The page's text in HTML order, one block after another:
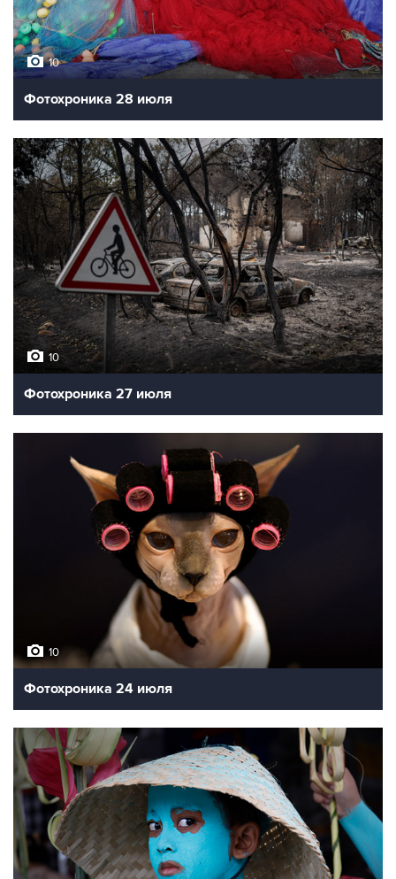
10
Фотохроника 28 июля
10
Фотохроника 27 июля
10
Фотохроника 24 июля